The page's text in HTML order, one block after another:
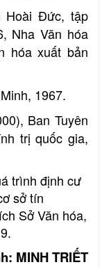
Hoài Đức, tập
Nha Văn hóa
hóa xuất bản
1967.
Ban Tuyên
trị quốc gia,
trình định cư
sở tín
Sở Văn hóa,
MINH TRIẾT